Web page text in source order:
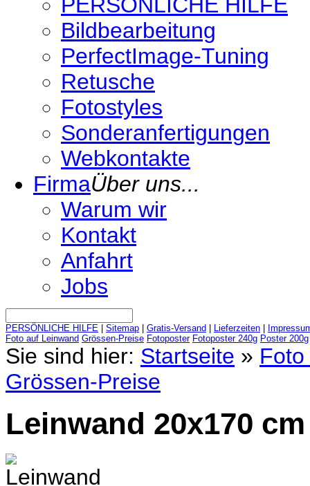
Bildbearbeitung
PerfectImage-Tuning
Retusche
Fotostyles
Sonderanfertigungen
Webkontakte
FirmaÜber uns...
Warum wir
Kontakt
Anfahrt
Jobs
PERSÖNLICHE HILFE Sitemap Gratis-Versand Lieferzeiten
Foto auf Leinwand Grössen-Preise Fotoposter Fotoposter 240g Poster 200g
Sie sind hier: Startseite »
Grössen-Preise
Leinwand 20x170